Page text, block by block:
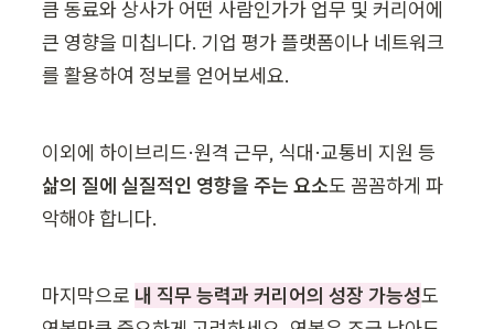
큼 동료와 상사가 어떤 사람인가가 업무 및 커리어에
큰 영향을 미칩니다. 기업 평가 플랫폼이나 네트워크
를 활용하여 정보를 얻어보세요.
삶의 질에 실질적인 영향을 주는 요소도 꼼꼼하게 파
악해야 합니다.
마지막으로 내 직무 능력과 커리어의 성장 가능성도